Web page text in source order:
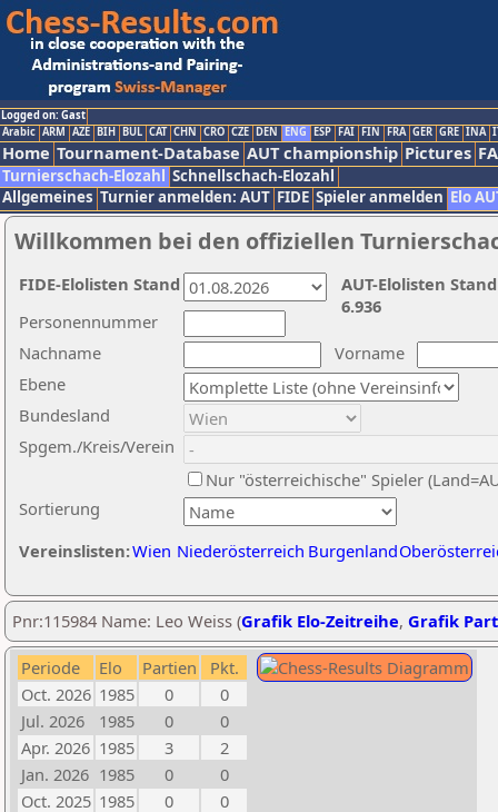
Logged on: Gast
Arabic ARM AZE BIH BUL CAT CHN CRO CZE DEN ENG ESP FAI FIN FRA GER GRE INA
Home Tournament-Database AUT championship Pictures
Turnierschach-Elozahl Schnellschach-Elozahl
Allgemeines Turnier anmelden: AUT FIDE Spieler anmelden Elo
Willkommen bei den offiziellen
Nachname
Vorname
Ebene
Sortierung
Personennummer
Bundesland
Spgem./Kreis/Verein
Nur "österreichische" Spieler
Vereinslisten:Wien Niederösterreich Burgenland
AUT-Elolisten
6.936
FIDE-Elolisten Stand
Pnr:115984 Name: Leo Weiss (Grafik Elo-Zeitreihe, Grafik
Periode Elo Partien
Pkt.
Oct. 2026 1985 0
0
Jul. 2026
1985 0
0
Apr. 2026 1985 3
2
Jan. 2026 1985 0
0
Oct. 2025 1985 0
0